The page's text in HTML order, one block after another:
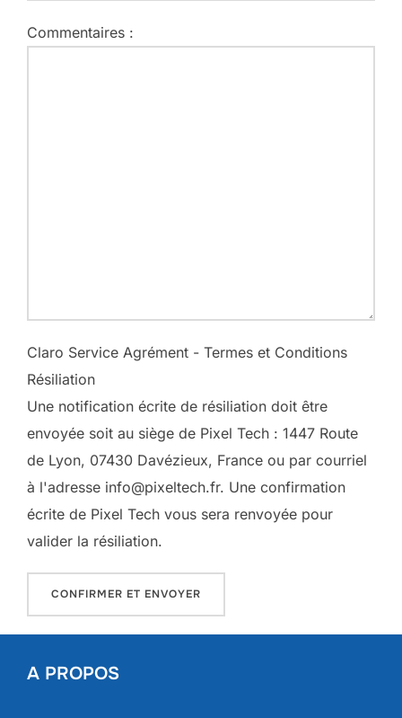
Commentaires :
Claro Service Agrément - Termes et Conditions
Résiliation
Une notification écrite de résiliation doit être
envoyée soit au siège de Pixel Tech : 1447 Route
de Lyon, 07430 Davézieux, France ou par courriel
à l'adresse info@pixeltech.fr. Une confirmation
écrite de Pixel Tech vous sera renvoyée pour
valider la résiliation.
A PROPOS